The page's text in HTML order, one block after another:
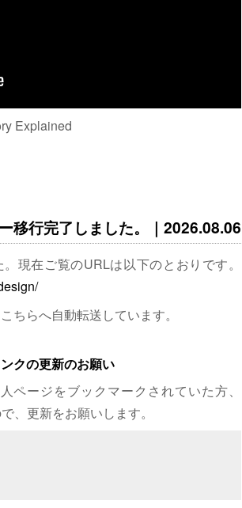
Explained
移行完了しました。｜2026.08.06
現在ご覧のURLは以下のとおりです。
ちらへ自動転送しています。
クの更新のお願い
ページをブックマークされていた方、
、更新をお願いします。